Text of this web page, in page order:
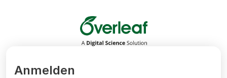
Overleaf
Anmelden